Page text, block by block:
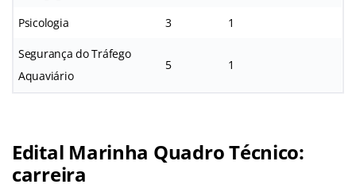
Psicologia 3 1
Segurança do Tráfego
Aquaviário
5 1
Edital Marinha Quadro Técnico:
carreira